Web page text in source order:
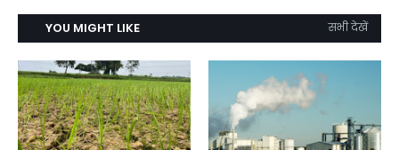
YOU MIGHT LIKE सभी देखें